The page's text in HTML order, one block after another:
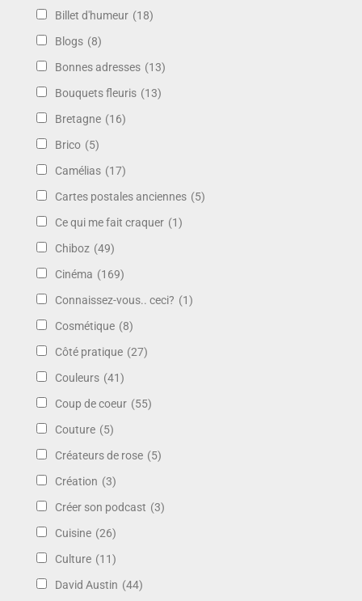
Billet d'humeur (18)
Blogs (8)
Bonnes adresses (13)
Bouquets fleuris (13)
Bretagne (16)
Brico (5)
Camélias (17)
Cartes postales anciennes (5)
Ce qui me fait craquer (1)
Chiboz (49)
Cinéma (169)
Connaissez-vous.. ceci? (1)
Cosmétique (8)
Côté pratique (27)
Couleurs (41)
Coup de coeur (55)
Couture (5)
Créateurs de rose (5)
Création (3)
Créer son podcast (3)
Cuisine (26)
Culture (11)
David Austin (44)